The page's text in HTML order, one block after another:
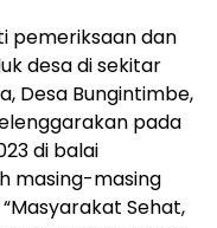
pemeriksaan dan
desa di sekitar
Desa Bungintimbe,
pada
di balai
masing-masing
Sehat,